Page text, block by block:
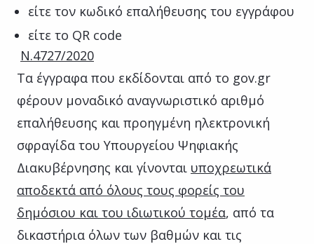
είτε τον κωδικό επαλήθευσης του εγγράφου
είτε το QR code
N.4727/2020
Τα έγγραφα που εκδίδονται από το gov.gr
φέρουν μοναδικό αναγνωριστικό αριθμό
επαλήθευσης και προηγμένη ηλεκτρονική
σφραγίδα του Υπουργείου Ψηφιακής
Διακυβέρνησης και γίνονται υποχρεωτικά
αποδεκτά από όλους τους φορείς του
δημόσιου και του ιδιωτικού τομέα, από τα
δικαστήρια όλων των βαθμών και τις